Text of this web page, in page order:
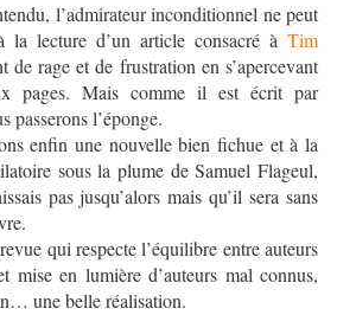
inconditionnel ne peut
lecture d’un article consacré à Tim
de rage et de frustration en s’apercevant
pages. Mais comme il est écrit par
passerons l’éponge.
nouvelle bien fichue et à la
sous la plume de Samuel Flageul,
pas jusqu’alors mais qu’il sera sans
respecte l’équilibre entre auteurs
mise en lumière d’auteurs mal connus,
une belle réalisation.